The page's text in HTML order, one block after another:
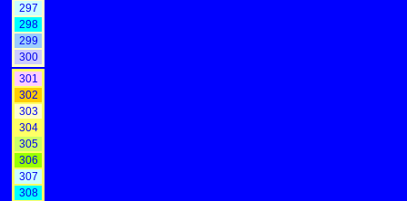
297
298
299
300
301
302
303
304
305
306
307
308